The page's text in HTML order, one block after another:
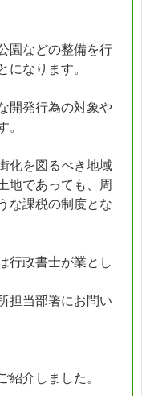
園などの整備を行
になります。
開発行為の対象や
。
化を図るべき地域
地であっても、周
な課税の制度とな
行政書士が業とし
担当部署にお問い
紹介しました。